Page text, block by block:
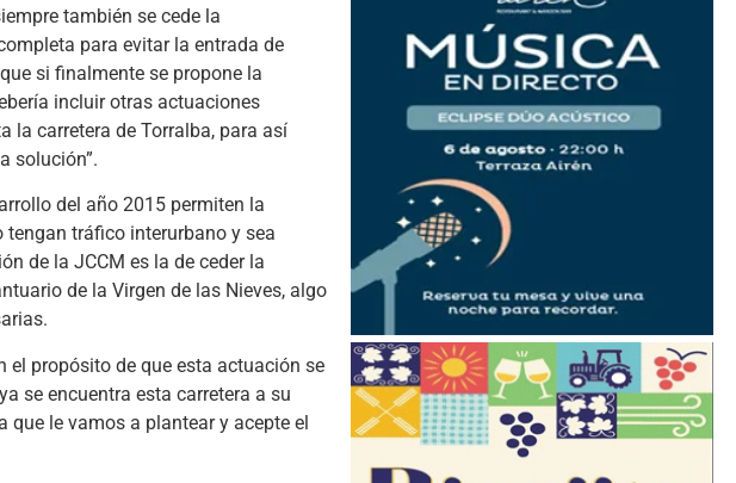
también se cede la
para evitar la entrada de
si finalmente se propone la
incluir otras actuaciones
la carretera de Torralba, para así
solución”.
del año 2015 permiten la
tráfico interurbano y sea
de la JCCM es la de ceder la
de la Virgen de las Nieves, algo
el propósito de que esta actuación se
se encuentra esta carretera a su
que le vamos a plantear y acepte el